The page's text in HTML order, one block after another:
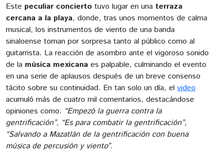
Este peculiar concierto tuvo lugar en una terraza
cercana a la playa, donde, tras unos momentos de calma
musical, los instrumentos de viento de una banda
sinaloense toman por sorpresa tanto al público como al
guitarrista. La reacción de asombro ante el vigoroso sonido
de la música mexicana es palpable, culminando el evento
en una serie de aplausos después de un breve consenso
tácito sobre su continuidad. En tan solo un día, el video
acumuló más de cuatro mil comentarios, destacándose
opiniones como: “Empezó la guerra contra la
gentrificación”, “Es para combatir la gentrificación”,
“Salvando a Mazatlán de la gentrificación con buena
música de percusión y viento”.